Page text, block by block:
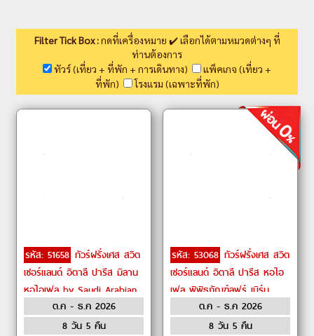
Filter Tick Box :กดที่เครื่องหมาย ✔️ เลือกได้ตามหมวดต่างๆ ที่
ท่านต้องการ
ทัวร์ (เที่ยว + ที่พัก + การเดินทาง)
แพ็คเกจ (เที่ยว +
ที่พัก)
โรงแรม (เฉพาะที่พัก)
รหัส: 51658 ทัวร์ฝรั่งเศส สวิต
เซอร์แลนด์ อิตาลี ปารีส มิลาน
หอไอเฟล by Saudi Arabian
Airlinesต.ค - ธ.ค 2026
8 วัน 5 คืน
รหัส: 53068 ทัวร์ฝรั่งเศส สวิต
เซอร์แลนด์ อิตาลี ปารีส หอไอ
เฟล พิพิธภัณฑ์ลูฟร์ เบิร์น
ยอดเขาเฟียสต์ มิลาน by
ต.ค - ธ.ค 2026
8 วัน 5 คืน